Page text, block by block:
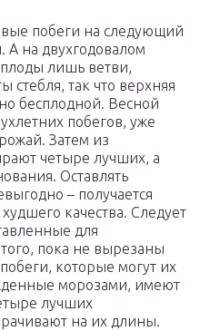
побеги на следующий
на двухгодовалом
плоды лишь ветви,
стебля, так что верхняя
бесплодной. Весной
побегов, уже
Затем из
четыре лучших, а
Оставлять
– получается
качества. Следует
для
пока не вырезаны
которые могут их
морозами, имеют
лучших
на их длины.